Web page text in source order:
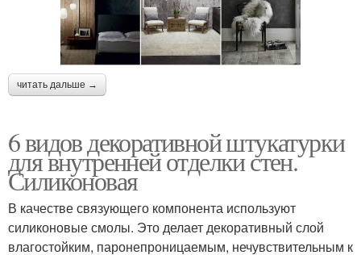
читать дальше →
6 видов декоративной штукатурки
для внутренней отделки стен.
Силиконовая
В качестве связующего компонента используют
силиконовые смолы. Это делает декоративный слой
влагостойким, паронепроницаемым, нечувствительным к